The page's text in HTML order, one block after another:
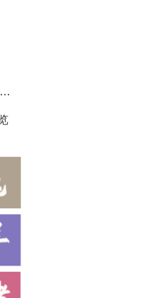
买房租房要留意，五种房子越住越穷千万别选